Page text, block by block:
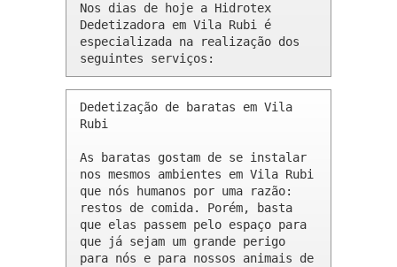
Nos dias de hoje a Hidrotex
Dedetizadora em Vila Rubi é
especializada na realização dos
seguintes serviços:
Dedetização de baratas em Vila
Rubi
As baratas gostam de se instalar
nos mesmos ambientes em Vila Rubi
que nós humanos por uma razão:
restos de comida. Porém, basta
que elas passem pelo espaço para
que já sejam um grande perigo
para nós e para nossos animais de